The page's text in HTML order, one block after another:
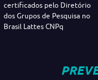
certificados pelo Diretório
dos Grupos de Pesquisa no
Brasil Lattes CNPq